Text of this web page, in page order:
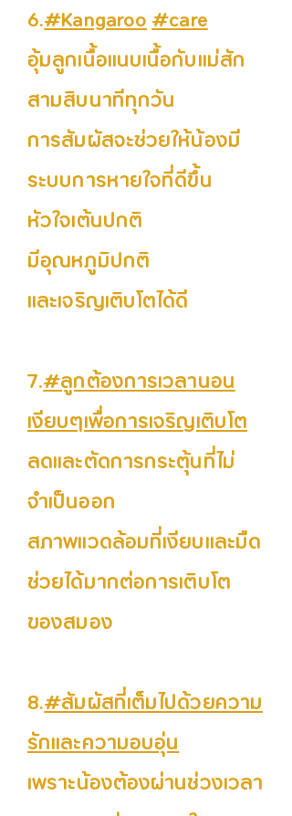
6.#Kangaroo#care
อุ้มลูกเนื้อแนบเนื้อกับแม่สัก
สามสิบนาทีทุกวัน
การสัมผัสจะช่วยให้น้องมี
ระบบการหายใจที่ดีขึ้น
หัวใจเต้นปกติ
มีอุณหภูมิปกติ
และเจริญเติบโตได้ดี
7.#ลูกต้องการเวลานอน
เงียบๆเพื่อการเจริญเติบโต
ลดและตัดการกระตุ้นที่ไม่
จำเป็นออก
สภาพแวดล้อมที่เงียบและมืด
ช่วยได้มากต่อการเติบโต
ของสมอง
8.#สัมผัสที่เต็มไปด้วยความ
รักและความอบอุ่น
เพราะน้องต้องผ่านช่วงเวลา